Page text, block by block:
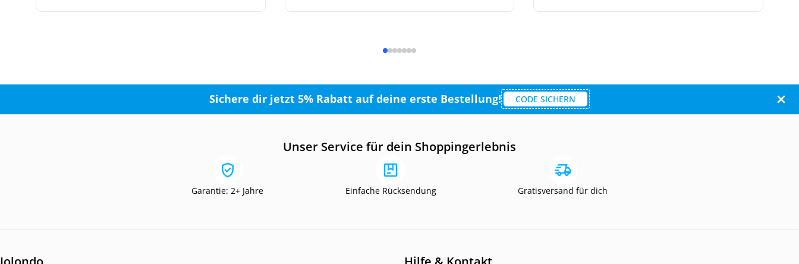
Sichere dir jetzt 5% Rabatt auf deine erste Bestellung! CODE SICHERN
Unser Service für dein Shoppingerlebnis
Garantie: 2+ Jahre Einfache Rücksendung Gratisversand für dich